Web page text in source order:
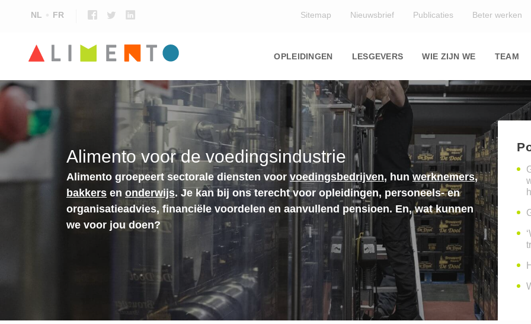
NL FR Sitemap Nieuwsbrief Publicaties Beter werken
navigation
OPLEIDINGEN LESGEVERS WIE ZIJN WE TEAM
Alimento voor de voedingsindustrie
Alimento groepeert sectorale diensten voor voedingsbedrijven, hun werknemers,
bakkers en onderwijs. Je kan bij ons terecht voor opleidingen, personeels- en
organisatieadvies, financiële voordelen en aanvullend pensioen. En, wat kunnen
we voor jou doen?